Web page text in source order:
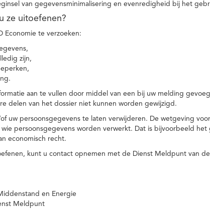
van gegevensminimalisering en evenredigheid bij het
ze uitoefenen?
Economie te verzoeken:
zijn,
aan te vullen door middel van een bij uw melding
delen van het dossier niet kunnen worden gewijzigd.
uw persoonsgegevens te laten verwijderen. De wetgeving
persoonsgegevens worden verwerkt. Dat is bijvoorbeeld het
economisch recht.
kunt u contact opnemen met de Dienst Meldpunt van
en Energie
Meldpunt